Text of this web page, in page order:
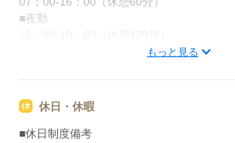
■夜勤
応募する
もっと見る
休日・休暇
■休日制度備考